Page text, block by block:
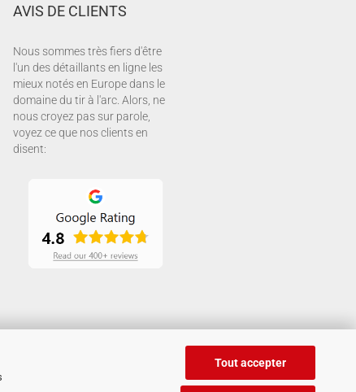
Tout accepter
AVIS DE CLIENTS
Nous sommes très fiers d'être
l'un des détaillants en ligne les
mieux notés en Europe dans le
domaine du tir à l'arc. Alors, ne
nous croyez pas sur parole,
voyez ce que nos clients en
disent: